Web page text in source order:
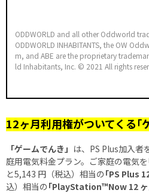
ODDWORLD and all other Oddworld
ODDWORLD INHABITANTS, the OW
m, and ABE are the proprietary
ld Inhabitants, Inc. © 2021 All rights
12ヶ月利用権がついてくる｢
「ゲームでんき」 は、PS Plus加入者
庭用電気料金プラン。ご家庭の電気
と5,143 円（税込）相当の ｢PS Plus
込）相当の ｢PlayStation™Now 12 ヶ